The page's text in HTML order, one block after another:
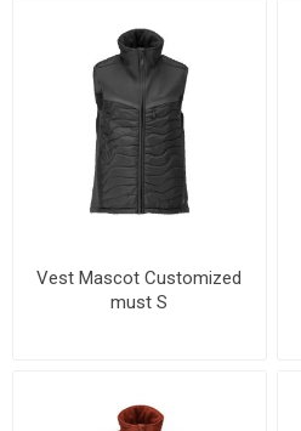
Vest Mascot Customized
must S